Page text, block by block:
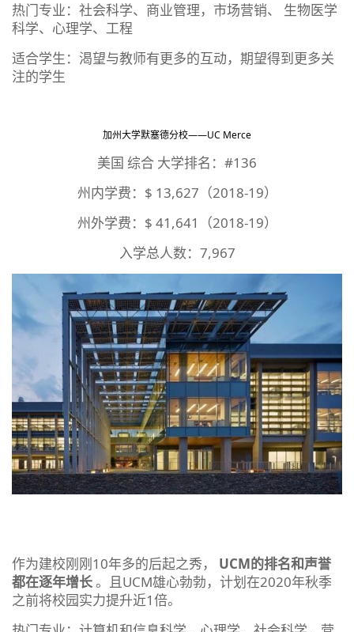
热门专业：社会科学、商业管理，市场营销、 生物医学
科学、心理学、工程
适合学生：渴望与教师有更多的互动，期望得到更多关
注的学生
加州大学默塞德分校——UC Merce
美国 综合 大学排名：#136
州内学费：$ 13,627（2018-19）
州外学费：$ 41,641（2018-19）
入学总人数：7,967
作为建校刚刚10年多的后起之秀， UCM的排名和声誉
都在逐年增长。且UCM雄心勃勃，计划在2020年秋季
之前将校园实力提升近1倍。